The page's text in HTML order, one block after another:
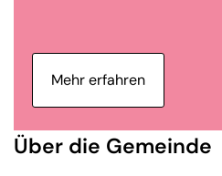
Mehr erfahren
Über die Gemeinde